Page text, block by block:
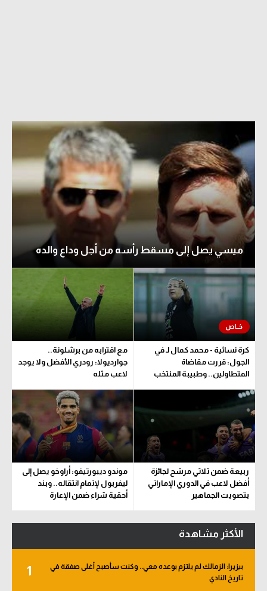
ميسي يصل إلى مسقط رأسه من أجل وداع والده
كرة نسائية - محمد كمال لـ في
الجول: قررت مقاضاة
المتطاولين.. وطبيبة المنتخب
مع اقترابه من برشلونة..
جوارديولا: رودري الأفضل ولا يوجد
لاعب مثله
ربيعة ضمن ثلاثي مرشح لجائزة
أفضل لاعب في الدوري الإماراتي
بتصويت الجماهير
موندو ديبورتيفو: أراوخو يصل إلى
ليفربول لإتمام انتقاله.. وبند
أحقية شراء ضمن الإعارة
الأكثر مشاهدة
1
بيزيرا: الزمالك لم يلتزم بوعده معي.. وكنت سأصبح أغلى صفقة في
تاريخ النادي